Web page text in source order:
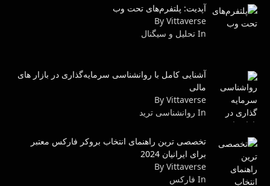
آپدیت: پلتفرم‌های تحت وب
By Vittaverse
In تحلیل و سیگنال
آشنایی کامل با روانشناسی سرمایه‌گذاری در بازار های
مالی
By Vittaverse
In روانشناسى ترید
تخصصی ترین راهنمای انتخاب بروکر فارکس معتبر
برای ایرانیان 2024
By Vittaverse
In فاركس